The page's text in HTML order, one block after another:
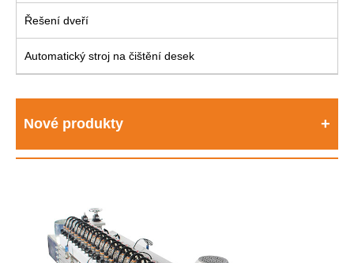
Řešení dveří
Automatický stroj na čištění desek
Nové produkty